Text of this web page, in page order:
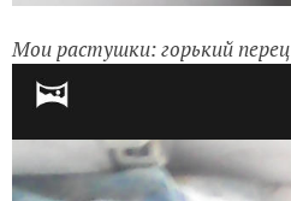
Мои растушки: горький перец